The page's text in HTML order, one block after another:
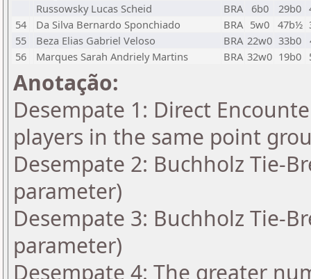
Russowsky Lucas Scheid
BRA 6b0 29b0
54
Da Silva Bernardo Sponchiado BRA 5w0 47b½
55
Beza Elias Gabriel Veloso BRA 22w0 33b0
56
Marques Sarah Andriely Martins BRA 32w0 19b0
Anotação:
Desempate 1: Direct
players in the same point
Desempate 2: Buchholz Tie-
parameter)
Desempate 3: Buchholz Tie-
parameter)
Desempate 4: The greater